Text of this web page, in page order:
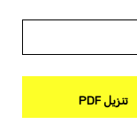
تنزيل PDF